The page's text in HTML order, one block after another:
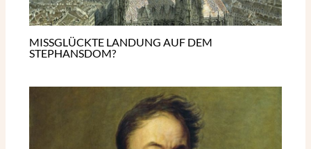
MISSGLÜCKTE LANDUNG AUF DEM
STEPHANSDOM?